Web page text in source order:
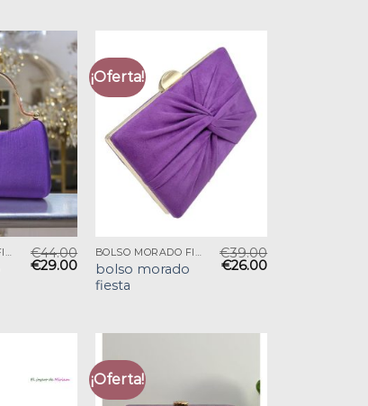
BOLSO MORADO FIESTA €44.00
€29.00
¡Oferta!
BOLSO MORADO FIESTA
bolso morado
fiesta
€39.00
€26.00
¡Oferta!